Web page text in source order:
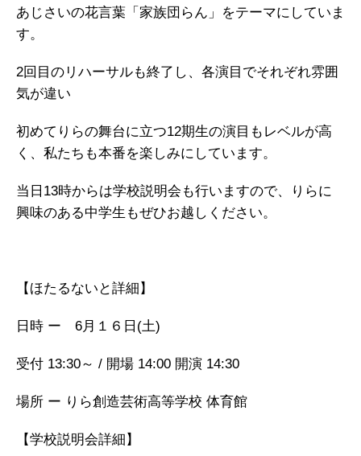
あじさいの花言葉「家族団らん」をテーマにしていま
す。
2回目のリハーサルも終了し、各演目でそれぞれ雰囲
気が違い
初めてりらの舞台に立つ12期生の演目もレベルが高
く、私たちも本番を楽しみにしています。
当日13時からは学校説明会も行いますので、りらに
興味のある中学生もぜひお越しください。
【ほたるないと詳細】
日時 ー 6月１６日(土)
受付 13:30～ / 開場 14:00 開演 14:30
場所 ー りら創造芸術高等学校 体育館
【学校説明会詳細】